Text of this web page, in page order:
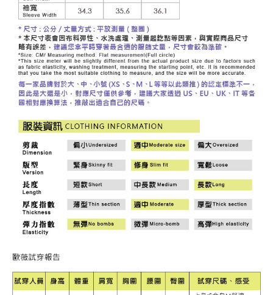
２．關於個人資料處理事宜，請瀏覽以下網址：
https://aftee.tw/terms/#terms3
３．未成年的使用者請事先徵得法定代理人或監護人之同意方可使用
「AFTEE先享後付」，若未經同意申辦者引起之損失，本公司不負相關責
任。
４．使用「AFTEE先享後付」時，將依據個別帳號之用戶狀況，依本公司即
時審查核予不同之上限額度；若仍有額度不足之情形，本公司將視審查結果
請求用戶進行身份認證。
５．嚴禁一人註冊多個帳號或使用他人資訊註冊。若發現惡意使用之情形，
恩沛科技股份有限公司將有權停止該用戶之使用額度並採取法律行動。
宅配
每筆NT$120，滿NT$2,500(含以上)免運費
宅配離島
每筆NT$120，滿NT$2,500(含以上)免運費
付款後門市自取
免運費
海外配送